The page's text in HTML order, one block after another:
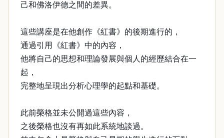
己和佛洛伊德之間的差異。
這些講座是在他創作《紅書》的後期進行的，
通過引用《紅書》中的內容，
他將自己的思想和理論發展與個人的經歷結合在一
起，
完整地呈現出分析心理學的起點和基礎。
此前榮格並未公開過這些內容，
之後榮格也沒有再如此系統地談過。